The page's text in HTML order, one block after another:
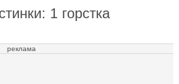
1 горстка
реклама